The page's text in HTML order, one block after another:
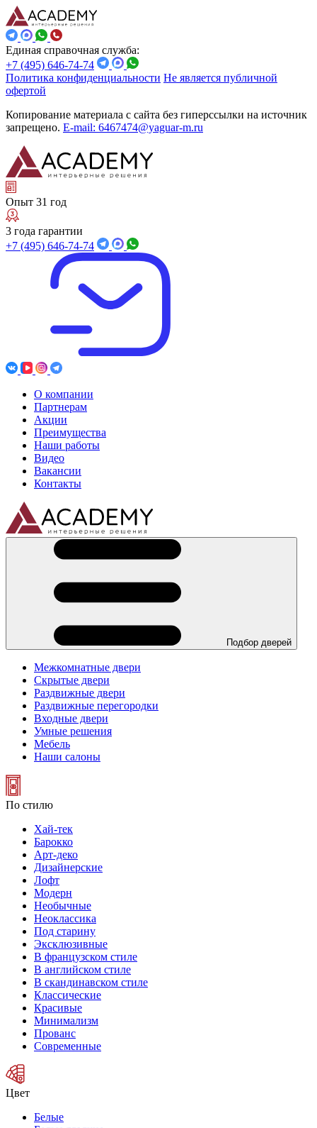
Единая справочная служба:
+7 (495) 646-74-74
Политика конфиденциальности Не является публичной
офертой
Копирование материала с сайта без гиперссылки на источник
запрещено. E-mail: 6467474@yaguar-m.ru
Опыт 31 год
3 года гарантии
+7 (495) 646-74-74
О компании
Партнерам
Акции
Преимущества
Наши работы
Видео
Вакансии
Контакты
Подбор дверей
Межкомнатные двери
Скрытые двери
Раздвижные двери
Раздвижные перегородки
Входные двери
Умные решения
Мебель
Наши салоны
По стилю
Хай-тек
Барокко
Арт-деко
Дизайнерские
Лофт
Модерн
Необычные
Неоклассика
Под старину
Эксклюзивные
В французском стиле
В английском стиле
В скандинавском стиле
Классические
Красивые
Минимализм
Прованс
Современные
Цвет
Белые